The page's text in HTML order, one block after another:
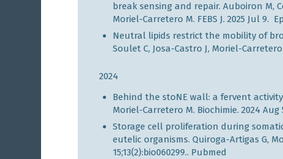
break sensing and repair. Auboiron M,
Moriel-Carretero M. FEBS J. 2025 Jul 9.
Neutral lipids restrict the mobility of
Soulet C, Josa-Castro J, Moriel-Carretero
2024
Behind the stoNE wall: a fervent
Moriel-Carretero M. Biochimie. 2024 Aug
Storage cell proliferation during
eutelic organisms. Quiroga-Artigas G,
15;13(2):bio060299.. Pubmed